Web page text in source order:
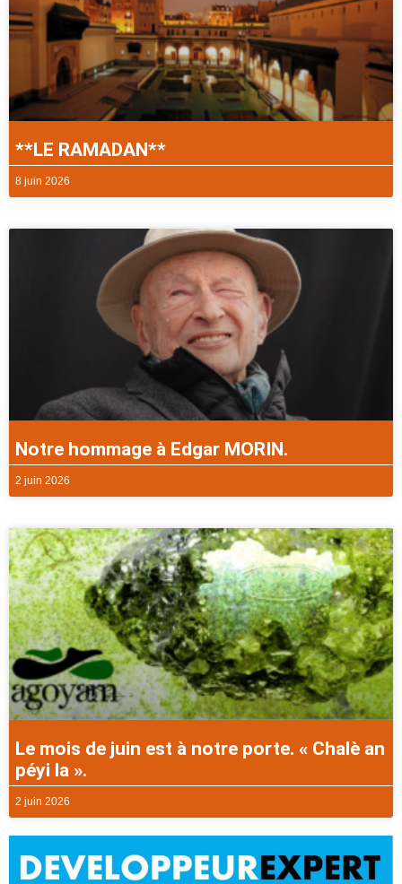
**LE RAMADAN**
8 juin 2026
Notre hommage à Edgar MORIN.
2 juin 2026
Le mois de juin est à notre porte. « Chalè an
péyi la ».
2 juin 2026